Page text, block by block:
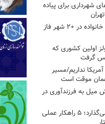
شهرداری برای پیاده
آغاز برنامه ملی پزشکی خانواده در ۲۰ شهر فاز
اولین کشوری که
پس گرفت
نداریم/مسیر
عمان موقت است
میل به فرزندآوری در
فرزندم به من احترام نمی‌گذارد؛ ۵ راهکار عملی